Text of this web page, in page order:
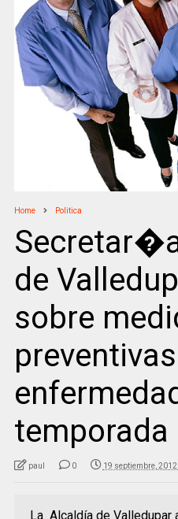
Home Politica
de
sobre
temporada
paul 0 19 septiembre, 2012
La Alcaldía de Valledupar